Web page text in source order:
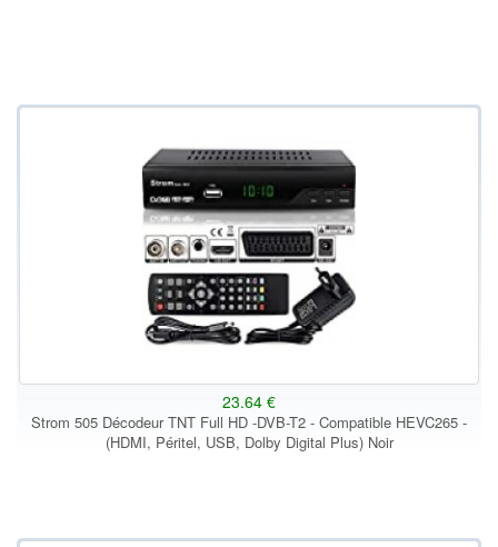
23.64 €
Strom 505 Décodeur TNT Full HD -DVB-T2 - Compatible HEVC265 -
(HDMI, Péritel, USB, Dolby Digital Plus) Noir